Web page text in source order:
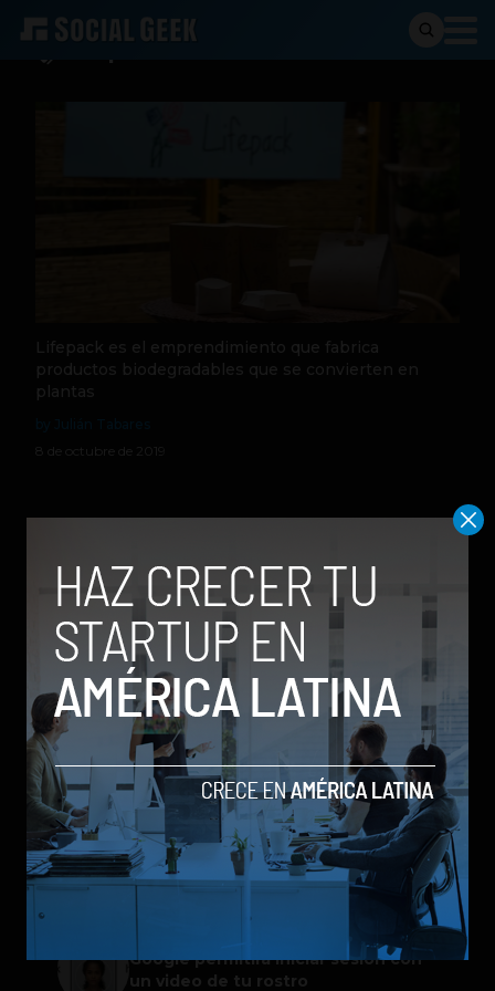
Lifepack es el emprendimiento que fabrica
productos biodegradables que se convierten en
plantas
8 de octubre de 2019
Meta lanza Muse Image: competirá
con modelos enfocados en IA
ChatGPT Work: el nuevo asistente
de OpenAI que promete mejorar la
productividad laboral
Spotify extiende las cuentas
gestionadas para menores a su plan
gratuito en seis países
Galaxy Z Flip8: el plegable compacto
de Samsung se renueva con más
Google permitirá iniciar sesión con
un video de tu rostro